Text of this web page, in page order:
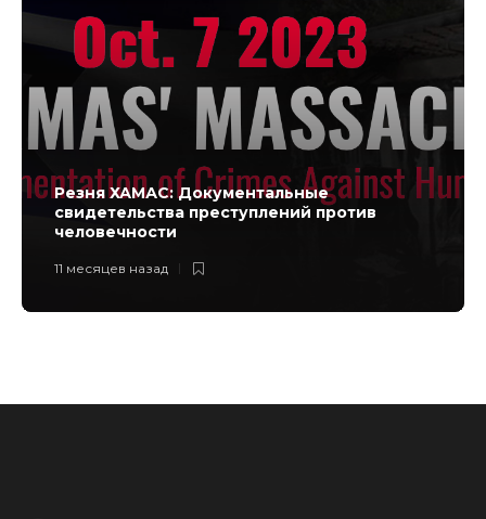
Резня ХАМАС: Документальные
свидетельства преступлений против
человечности
11 месяцев назад